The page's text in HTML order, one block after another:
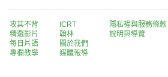
攻其不背
精選影片
每日片語
專欄教學
ICRT
翰林
關於我們
媒體報導
隱私權與服務條款
說明與導覽